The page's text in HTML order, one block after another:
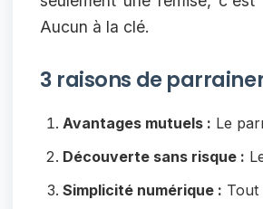
Aucun à la clé.
3 raisons de
Avantages mutuels : Le
Découverte sans risque :
Simplicité numérique : Tout